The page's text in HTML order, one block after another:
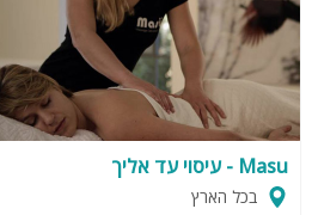
Masu - עיסוי עד אליך
בכל הארץ